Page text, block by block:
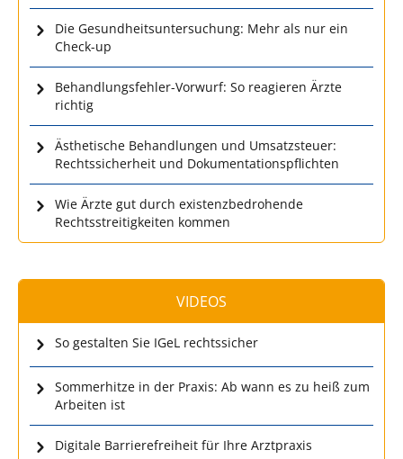
Die Gesundheitsuntersuchung: Mehr als nur ein
Check-up
Behandlungsfehler-Vorwurf: So reagieren Ärzte
richtig
Ästhetische Behandlungen und Umsatzsteuer:
Rechtssicherheit und Dokumentationspflichten
Wie Ärzte gut durch existenzbedrohende
Rechtsstreitigkeiten kommen
VIDEOS
So gestalten Sie IGeL rechtssicher
Sommerhitze in der Praxis: Ab wann es zu heiß zum
Arbeiten ist
Digitale Barrierefreiheit für Ihre Arztpraxis